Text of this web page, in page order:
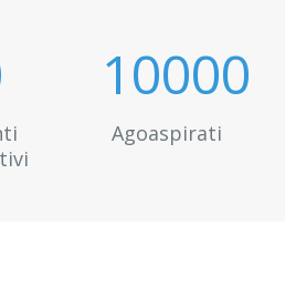
10000
Agoaspirati